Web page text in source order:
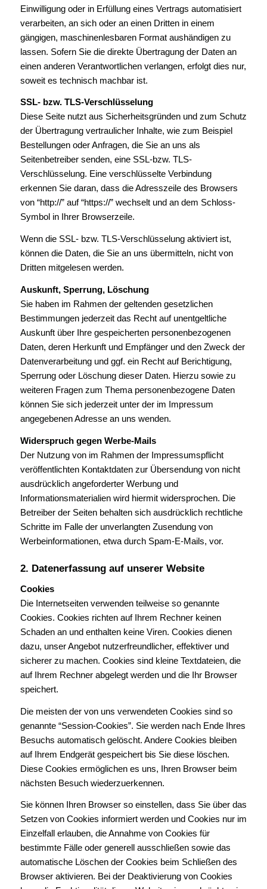
Einwilligung oder in Erfüllung eines Vertrags automatisiert
verarbeiten, an sich oder an einen Dritten in einem
gängigen, maschinenlesbaren Format aushändigen zu
lassen. Sofern Sie die direkte Übertragung der Daten an
einen anderen Verantwortlichen verlangen, erfolgt dies nur,
soweit es technisch machbar ist.
SSL- bzw. TLS-Verschlüsselung
Diese Seite nutzt aus Sicherheitsgründen und zum Schutz
der Übertragung vertraulicher Inhalte, wie zum Beispiel
Bestellungen oder Anfragen, die Sie an uns als
Seitenbetreiber senden, eine SSL-bzw. TLS-
Verschlüsselung. Eine verschlüsselte Verbindung
erkennen Sie daran, dass die Adresszeile des Browsers
von “http://” auf “https://” wechselt und an dem Schloss-
Symbol in Ihrer Browserzeile.
Wenn die SSL- bzw. TLS-Verschlüsselung aktiviert ist,
können die Daten, die Sie an uns übermitteln, nicht von
Dritten mitgelesen werden.
Auskunft, Sperrung, Löschung
Sie haben im Rahmen der geltenden gesetzlichen
Bestimmungen jederzeit das Recht auf unentgeltliche
Auskunft über Ihre gespeicherten personenbezogenen
Daten, deren Herkunft und Empfänger und den Zweck der
Datenverarbeitung und ggf. ein Recht auf Berichtigung,
Sperrung oder Löschung dieser Daten. Hierzu sowie zu
weiteren Fragen zum Thema personenbezogene Daten
können Sie sich jederzeit unter der im Impressum
angegebenen Adresse an uns wenden.
Widerspruch gegen Werbe-Mails
Der Nutzung von im Rahmen der Impressumspflicht
veröffentlichten Kontaktdaten zur Übersendung von nicht
ausdrücklich angeforderter Werbung und
Informationsmaterialien wird hiermit widersprochen. Die
Betreiber der Seiten behalten sich ausdrücklich rechtliche
Schritte im Falle der unverlangten Zusendung von
Werbeinformationen, etwa durch Spam-E-Mails, vor.
2. Datenerfassung auf unserer Website
Cookies
Die Internetseiten verwenden teilweise so genannte
Cookies. Cookies richten auf Ihrem Rechner keinen
Schaden an und enthalten keine Viren. Cookies dienen
dazu, unser Angebot nutzerfreundlicher, effektiver und
sicherer zu machen. Cookies sind kleine Textdateien, die
auf Ihrem Rechner abgelegt werden und die Ihr Browser
speichert.
Die meisten der von uns verwendeten Cookies sind so
genannte “Session-Cookies”. Sie werden nach Ende Ihres
Besuchs automatisch gelöscht. Andere Cookies bleiben
auf Ihrem Endgerät gespeichert bis Sie diese löschen.
Diese Cookies ermöglichen es uns, Ihren Browser beim
nächsten Besuch wiederzuerkennen.
Sie können Ihren Browser so einstellen, dass Sie über das
Setzen von Cookies informiert werden und Cookies nur im
Einzelfall erlauben, die Annahme von Cookies für
bestimmte Fälle oder generell ausschließen sowie das
automatische Löschen der Cookies beim Schließen des
Browser aktivieren. Bei der Deaktivierung von Cookies